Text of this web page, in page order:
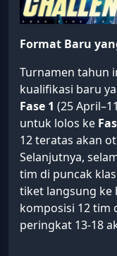
Format Baru
Turnamen tahun
kualifikasi baru
Fase 1 (25
untuk lolos ke
12 teratas akan
Selanjutnya,
tim di puncak
tiket langsung ke
komposisi 12 tim
peringkat 13-18